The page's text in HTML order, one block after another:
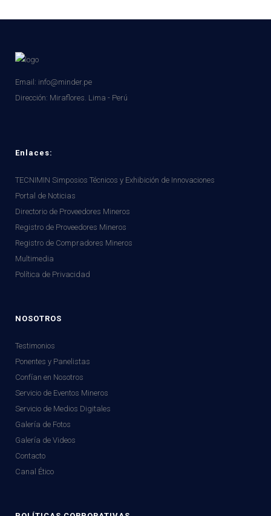
Email: info@minder.pe
Dirección: Miraflores. Lima - Perú
Enlaces:
TECNIMIN Simposios Técnicos y Exhibición de Innovaciones
Portal de Noticias
Directorio de Proveedores Mineros
Registro de Proveedores Mineros
Registro de Compradores Mineros
Multimedia
Política de Privacidad
NOSOTROS
Testimonios
Ponentes y Panelistas
Confían en Nosotros
Servicio de Eventos Mineros
Servicio de Medios Digitales
Galería de Fotos
Galería de Videos
Contacto
Canal Ético